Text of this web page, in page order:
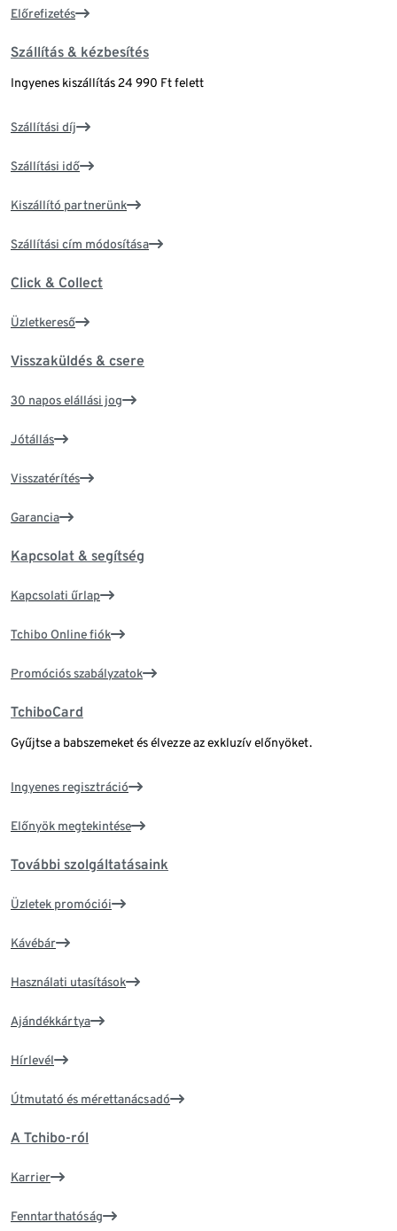
Előrefizetés
Szállítás & kézbesítés
Ingyenes kiszállítás 24 990 Ft felett
Szállítási díj
Szállítási idő
Kiszállító partnerünk
Szállítási cím módosítása
Click & Collect
Üzletkereső
Visszaküldés & csere
30 napos elállási jog
Jótállás
Visszatérítés
Garancia
Kapcsolat & segítség
Kapcsolati űrlap
Tchibo Online fiók
Promóciós szabályzatok
TchiboCard
Gyűjtse a babszemeket és élvezze az exkluzív előnyöket.
Ingyenes regisztráció
Előnyök megtekintése
További szolgáltatásaink
Üzletek promóciói
Kávébár
Használati utasítások
Ajándékkártya
Hírlevél
Útmutató és mérettanácsadó
A Tchibo-ról
Karrier
Fenntarthatóság